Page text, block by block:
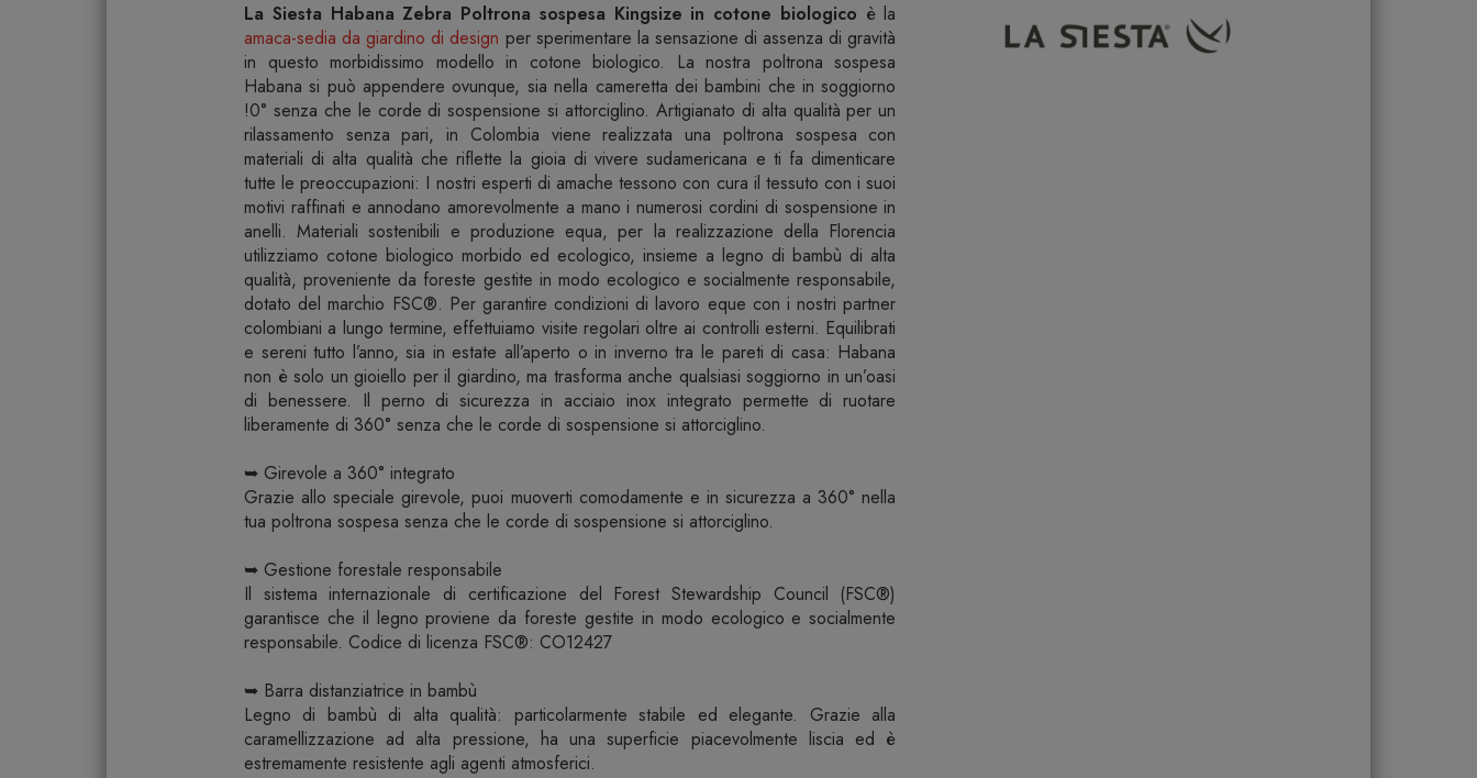
La Siesta Habana Zebra Poltrona sospesa Kingsize in cotone biologico è la
amaca-sedia da giardino di design per sperimentare la sensazione di assenza di gravità
in questo morbidissimo modello in cotone biologico. La nostra poltrona sospesa
Habana si può appendere ovunque, sia nella cameretta dei bambini che in soggiorno
!0° senza che le corde di sospensione si attorciglino. Artigianato di alta qualità per un
rilassamento senza pari, in Colombia viene realizzata una poltrona sospesa con
materiali di alta qualità che riflette la gioia di vivere sudamericana e ti fa dimenticare
tutte le preoccupazioni: I nostri esperti di amache tessono con cura il tessuto con i suoi
motivi raffinati e annodano amorevolmente a mano i numerosi cordini di sospensione in
anelli. Materiali sostenibili e produzione equa, per la realizzazione della Florencia
utilizziamo cotone biologico morbido ed ecologico, insieme a legno di bambù di alta
qualità, proveniente da foreste gestite in modo ecologico e socialmente responsabile,
dotato del marchio FSC®. Per garantire condizioni di lavoro eque con i nostri partner
colombiani a lungo termine, effettuiamo visite regolari oltre ai controlli esterni. Equilibrati
e sereni tutto l’anno, sia in estate all’aperto o in inverno tra le pareti di casa: Habana
non è solo un gioiello per il giardino, ma trasforma anche qualsiasi soggiorno in un’oasi
di benessere. Il perno di sicurezza in acciaio inox integrato permette di ruotare
liberamente di 360° senza che le corde di sospensione si attorciglino.
➥ Girevole a 360° integrato
Grazie allo speciale girevole, puoi muoverti comodamente e in sicurezza a 360° nella
tua poltrona sospesa senza che le corde di sospensione si attorciglino.
➥ Gestione forestale responsabile
Il sistema internazionale di certificazione del Forest Stewardship Council (FSC®)
garantisce che il legno proviene da foreste gestite in modo ecologico e socialmente
responsabile. Codice di licenza FSC®: CO12427
➥ Barra distanziatrice in bambù
Legno di bambù di alta qualità: particolarmente stabile ed elegante. Grazie alla
caramellizzazione ad alta pressione, ha una superficie piacevolmente liscia ed è
estremamente resistente agli agenti atmosferici.